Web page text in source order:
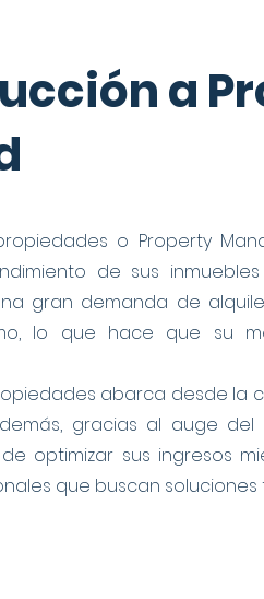
a
o Property
de sus
gran demanda de
lo que hace que su
abarca desde la
gracias al auge
optimizar sus ingresos
que buscan soluciones